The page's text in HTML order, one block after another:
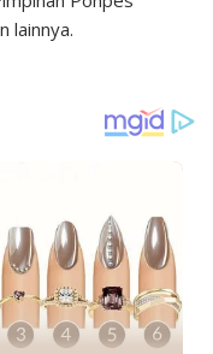
lainnya.